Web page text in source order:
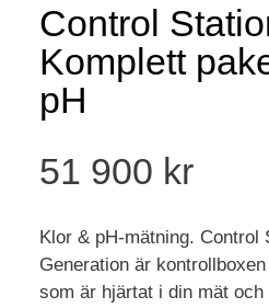
Control
Komplett
pH
51 900 kr
Klor & pH-mätning. Control
Generation är
som är hjärtat i din mät och